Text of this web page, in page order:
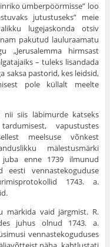
ümberpöörmisse” loo
jutus­tuseks” meie
lugejaskonda otsiv
pakutud lauluraamatu
„Jerusalemma hirmsast
– tuleks lisandada
saksa pastorid, kes leidsid,
pole küllalt meelte
nii siis läbimurde katseks
vapus­tustes
meelsuse võnkest
mälestusmärki
enne 1739 ilmunud
vennastekoguduse
1743. a.
märkida vaid järg­mist. R.
juhus olnud 1743. a.
vennaste­koguduses